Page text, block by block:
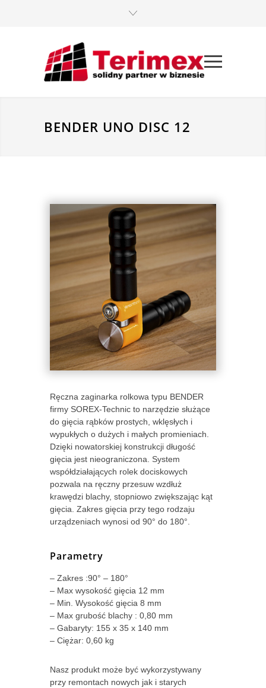
BENDER UNO DISC 12
Ręczna zaginarka rolkowa typu BENDER
firmy SOREX-Technic to narzędzie służące
do gięcia rąbków prostych, wklęsłych i
wypukłych o dużych i małych promieniach.
Dzięki nowatorskiej konstrukcji długość
gięcia jest nieograniczona. System
współdziałających rolek dociskowych
pozwala na ręczny przesuw wzdłuż
krawędzi blachy, stopniowo zwiększając kąt
gięcia. Zakres gięcia przy tego rodzaju
urządzeniach wynosi od 90° do 180°.
Parametry
– Zakres :90° – 180°
– Max wysokość gięcia 12 mm
– Min. Wysokość gięcia 8 mm
– Max grubość blachy : 0,80 mm
– Gabaryty: 155 x 35 x 140 mm
– Ciężar: 0,60 kg
Nasz produkt może być wykorzystywany
przy remontach nowych jak i starych